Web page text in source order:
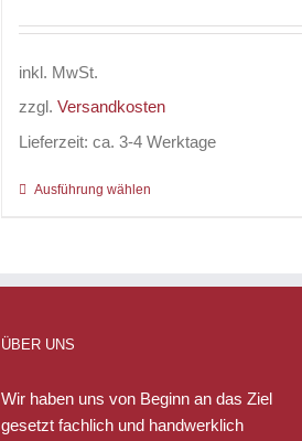
inkl. MwSt.
zzgl. Versandkosten
Lieferzeit: ca. 3-4 Werktage
Ausführung wählen
können
auf
ÜBER UNS
Wir haben uns von Beginn an das Ziel
gesetzt fachlich und handwerklich